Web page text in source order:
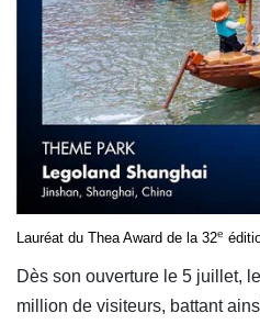
Lauréat du Thea Award de la 32e
Dès son ouverture le 5 juillet,
million de visiteurs, battant